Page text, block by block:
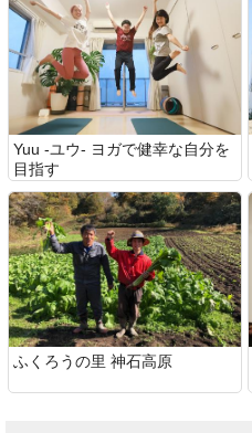
Yuu ‐ユウ‐ ヨガで健幸な自分を
目指す
ふくろうの里 神石高原